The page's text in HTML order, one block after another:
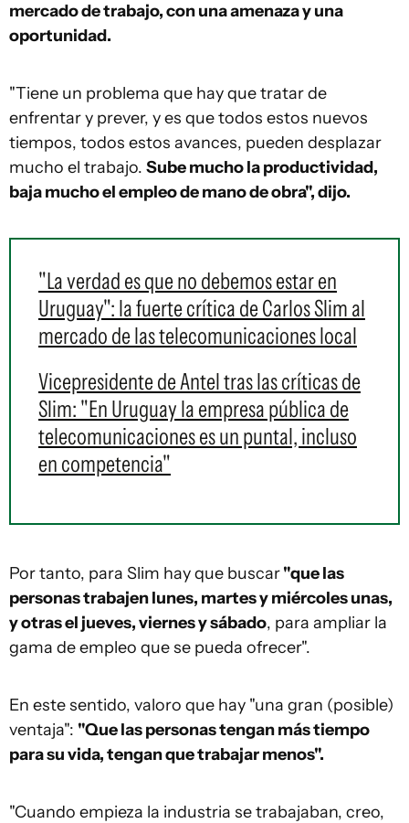
mercado de trabajo, con una amenaza y una
oportunidad.
"Tiene un problema que hay que tratar de
enfrentar y prever, y es que todos estos nuevos
tiempos, todos estos avances, pueden desplazar
mucho el trabajo. Sube mucho la productividad,
baja mucho el empleo de mano de obra", dijo.
"La verdad es que no debemos estar en
Uruguay": la fuerte crítica de Carlos Slim al
mercado de las telecomunicaciones local
Vicepresidente de Antel tras las críticas de
Slim: "En Uruguay la empresa pública de
telecomunicaciones es un puntal, incluso
en competencia"
Por tanto, para Slim hay que buscar"que las
personas trabajen lunes, martes y miércoles unas,
y otras el jueves, viernes y sábado, para ampliar la
gama de empleo que se pueda ofrecer".
En este sentido, valoro que hay "una gran (posible)
ventaja": "Que las personas tengan más tiempo
para su vida, tengan que trabajar menos".
"Cuando empieza la industria se trabajaban, creo,